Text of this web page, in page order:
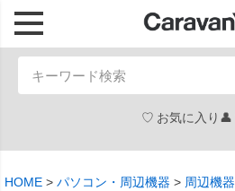
お気に入り
HOME パソコン・周辺機器 周辺機器